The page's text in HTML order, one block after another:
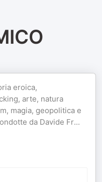
eroica,
arte, natura
magia, geopolitica e
da Davide Fr...